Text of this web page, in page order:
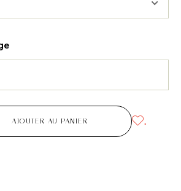
AJOUTER AU PANIER .